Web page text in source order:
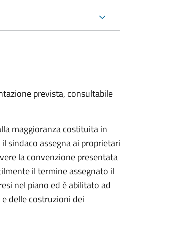
prevista, consultabile
maggioranza costituita in
sindaco assegna ai proprietari
la convenzione presentata
il termine assegnato il
nel piano ed è abilitato ad
delle costruzioni dei